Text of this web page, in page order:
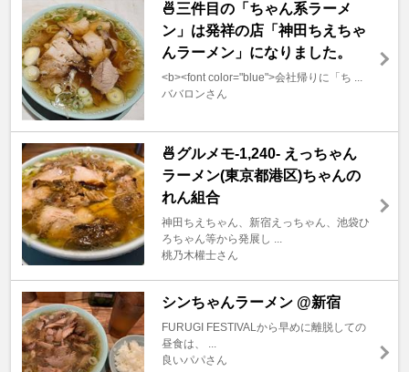
🍜三件目の「ちゃん系ラーメ
ン」は発祥の店「神田ちえちゃ
んラーメン」になりました。
<b><font color="blue">会社帰りに「ち ...
ババロンさん
🍜グルメモ-1,240- えっちゃん
ラーメン(東京都港区)ちゃんの
れん組合
神田ちえちゃん、新宿えっちゃん、池袋ひ
ろちゃん等から発展し ...
桃乃木權士さん
シンちゃんラーメン @新宿
FURUGI FESTIVALから早めに離脱しての
昼食は、 ...
良いパパさん